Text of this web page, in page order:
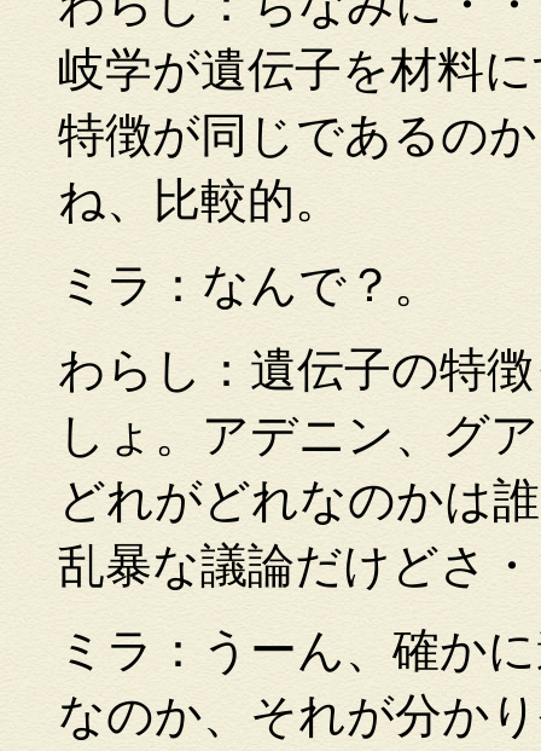
岐学が遺伝子を材料
特徴が同じであるの
ね、比較的。
ミラ：なんで？。
わらし：遺伝子の特
しょ。アデニン、グ
どれがどれなのかは
乱暴な議論だけどさ
ミラ：うーん、確か
なのか、それが分か